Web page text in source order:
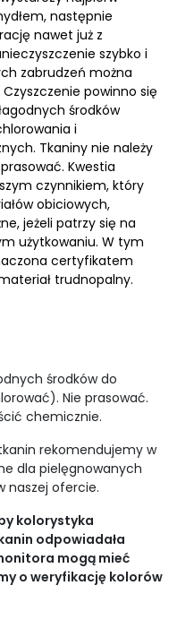
następnie
nawet już z
szybko i
zabrudzeń można
powinno się
środków
i
Tkaniny nie należy
Kwestia
czynnikiem, który
obiciowych,
jeżeli patrzy się na
użytkowaniu. W tym
certyfikatem
trudnopalny.
środków do
Nie prasować.
chemicznie.
rekomendujemy w
dla pielęgnowanych
naszej ofercie.
kolorystyka
odpowiadała
mogą mieć
o weryfikację kolorów